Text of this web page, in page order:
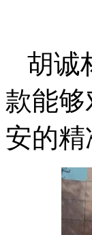
胡诚
款能
安的